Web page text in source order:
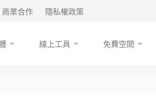
商業合作 隱私權政策
線上工具 免費空間